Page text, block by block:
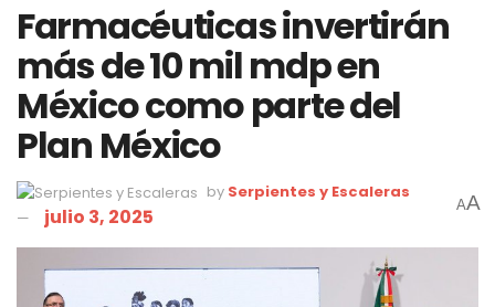
Farmacéuticas invertirán
más de 10 mil mdp en
México como parte del
Plan México
by Serpientes y Escaleras
julio 3, 2025 AA